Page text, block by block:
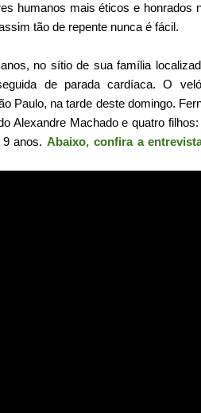
humanos mais éticos e honrados
tão de repente nunca é fácil.
no sítio de sua família
de parada cardíaca. O
Paulo, na tarde deste domingo.
Alexandre Machado e quatro filhos:
9 anos.Abaixo, confira a